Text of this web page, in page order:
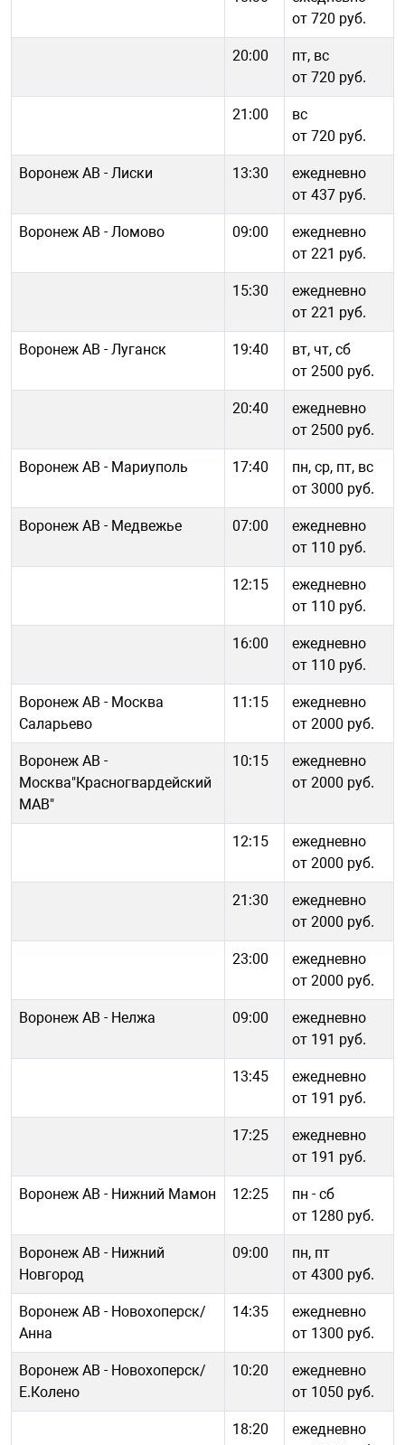
от 720 руб.
20:00
пт, вс
от 720 руб.
21:00
вс
от 720 руб.
Воронеж АВ - Лиски 13:30
ежедневно
от 437 руб.
Воронеж АВ - Ломово 09:00
ежедневно
от 221 руб.
15:30
ежедневно
от 221 руб.
Воронеж АВ - Луганск 19:40
вт, чт, сб
от 2500 руб.
20:40
ежедневно
от 2500 руб.
Воронеж АВ - Мариуполь 17:40
пн, ср, пт, вс
от 3000 руб.
Воронеж АВ - Медвежье 07:00
ежедневно
от 110 руб.
12:15
ежедневно
от 110 руб.
16:00
ежедневно
от 110 руб.
Воронеж АВ - Москва
Саларьево
11:15
ежедневно
от 2000 руб.
Воронеж АВ -
Москва"Красногвардейский
МАВ"
10:15
ежедневно
от 2000 руб.
12:15
ежедневно
от 2000 руб.
21:30
ежедневно
от 2000 руб.
23:00
ежедневно
от 2000 руб.
Воронеж АВ - Нелжа 09:00
ежедневно
от 191 руб.
13:45
ежедневно
от 191 руб.
17:25
ежедневно
от 191 руб.
Воронеж АВ - Нижний Мамон 12:25
пн - cб
от 1280 руб.
Воронеж АВ - Нижний
Новгород
09:00
пн, пт
от 4300 руб.
Воронеж АВ - Новохоперск/
Анна
14:35
ежедневно
от 1300 руб.
Воронеж АВ - Новохоперск/
Е.Колено
10:20
ежедневно
от 1050 руб.
18:20
ежедневно